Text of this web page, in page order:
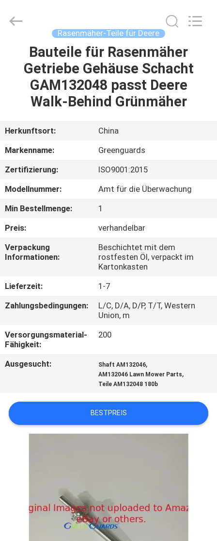
HAUS
PRODUKTE
UNS
AUSFLUG
QUALITÄTSKONTROLLE
TRETEN
SIE
UNS
IN
NACHRICHTEN
SIE EIN
ZITAT
Trading
Rasenmäher-Teile für Deere
Bauteile für Rasenmäher
Getriebe Gehäuse Schacht
GAM132048 passt Deere
Walk-Behind Grünmäher
Herkunftsort:
China
Markenname:
Greenguards
Zertifizierung:
ISO9001:2015
Modellnummer:
Amt für die Überwachung
Min Bestellmenge:
1
Preis:
verhandelbar
Verpackung
Informationen:
Beschichtet mit dem
rostfesten Öl, verpackt im
Kartonkasten
Lieferzeit:
1-7
Zahlungsbedingungen:
L/C, D/A, D/P, T/T, Western
Union, m
Versorgungsmaterial-
Fähigkeit:
200
Ausgesucht: Shaft AM132046,
AM132046 Lawn Mower Parts,
Teile AM132048 180b
BESTPREIS